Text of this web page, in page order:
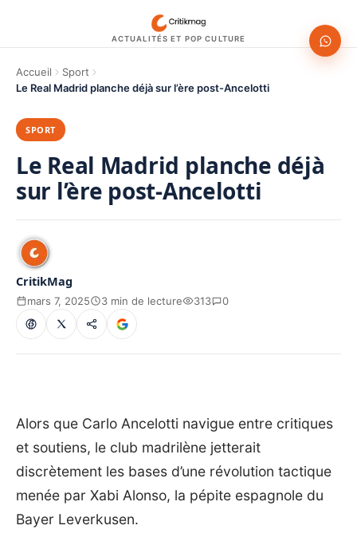
ACTUALITÉS ET POP CULTURE
Accueil
Sport
Le Real Madrid planche déjà sur l’ère post-Ancelotti
SPORT
Le Real Madrid planche déjà
sur l’ère post-Ancelotti
CritikMag
mars 7, 2025 3 min de lecture 313 0
Alors que Carlo Ancelotti navigue entre critiques
et soutiens, le club madrilène jetterait
discrètement les bases d’une révolution tactique
menée par Xabi Alonso, la pépite espagnole du
Bayer Leverkusen.